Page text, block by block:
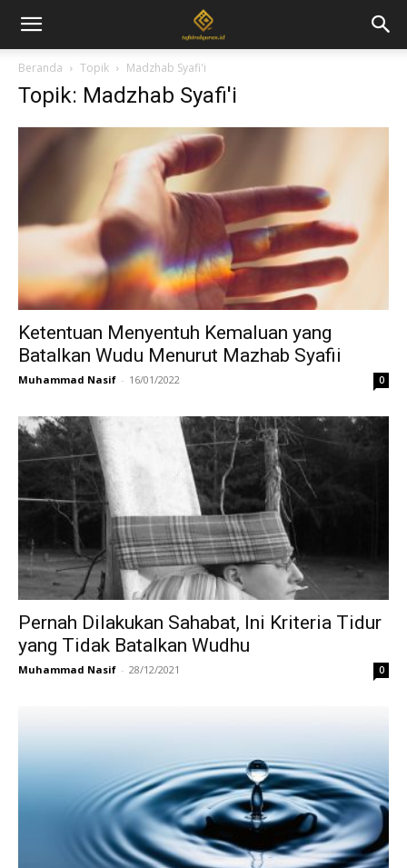
Beranda Topik Madzhab Syafi'i
Topik: Madzhab Syafi'i
Ketentuan Menyentuh Kemaluan yang
Batalkan Wudu Menurut Mazhab Syafii
Muhammad Nasif - 16/01/2022 0
Pernah Dilakukan Sahabat, Ini Kriteria Tidur
yang Tidak Batalkan Wudhu
Muhammad Nasif - 28/12/2021 0